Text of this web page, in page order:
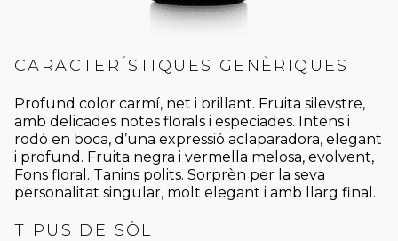
CARACTERÍSTIQUES GENÈRIQUES
Profund color carmí, net i brillant. Fruita silevstre,
amb delicades notes florals i especiades. Intens i
rodó en boca, d’una expressió aclaparadora, elegant
i profund. Fruita negra i vermella melosa, evolvent,
Fons floral. Tanins polits. Sorprèn per la seva
personalitat singular, molt elegant i amb llarg final.
TIPUS DE SÒL